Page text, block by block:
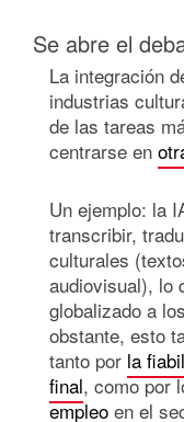
Se abre el
La integración
industrias
de las tareas
centrarse en
Un ejemplo: la
transcribir,
culturales
audiovisual), lo
globalizado a
obstante, esto
tanto por la
final, como por
empleo en el